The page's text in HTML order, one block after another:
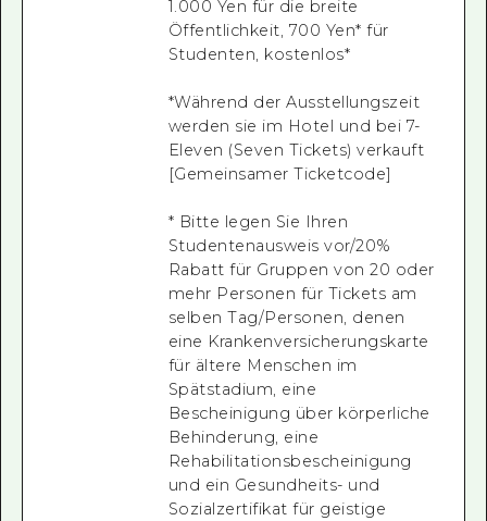
1.000 Yen für die breite
Öffentlichkeit, 700 Yen* für
Studenten, kostenlos*
*Während der Ausstellungszeit
werden sie im Hotel und bei 7-
Eleven (Seven Tickets) verkauft
[Gemeinsamer Ticketcode]
* Bitte legen Sie Ihren
Studentenausweis vor/20%
Rabatt für Gruppen von 20 oder
mehr Personen für Tickets am
selben Tag/Personen, denen
eine Krankenversicherungskarte
für ältere Menschen im
Spätstadium, eine
Bescheinigung über körperliche
Behinderung, eine
Rehabilitationsbescheinigung
und ein Gesundheits- und
Sozialzertifikat für geistige